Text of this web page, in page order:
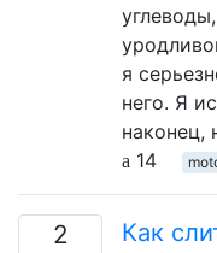
я
него. Я
наконец,
14
2
Как